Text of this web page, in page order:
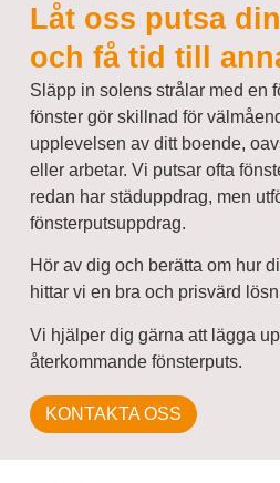
Låt oss putsa
och få tid till
Släpp in solens strålar med en
fönster gör skillnad för
upplevelsen av ditt boende,
eller arbetar. Vi putsar ofta
redan har städuppdrag, men
fönsterputsuppdrag.
Hör av dig och berätta om hur
hittar vi en bra och prisvärd
Vi hjälper dig gärna att lägga
återkommande fönsterputs.
KONTAKTA OSS